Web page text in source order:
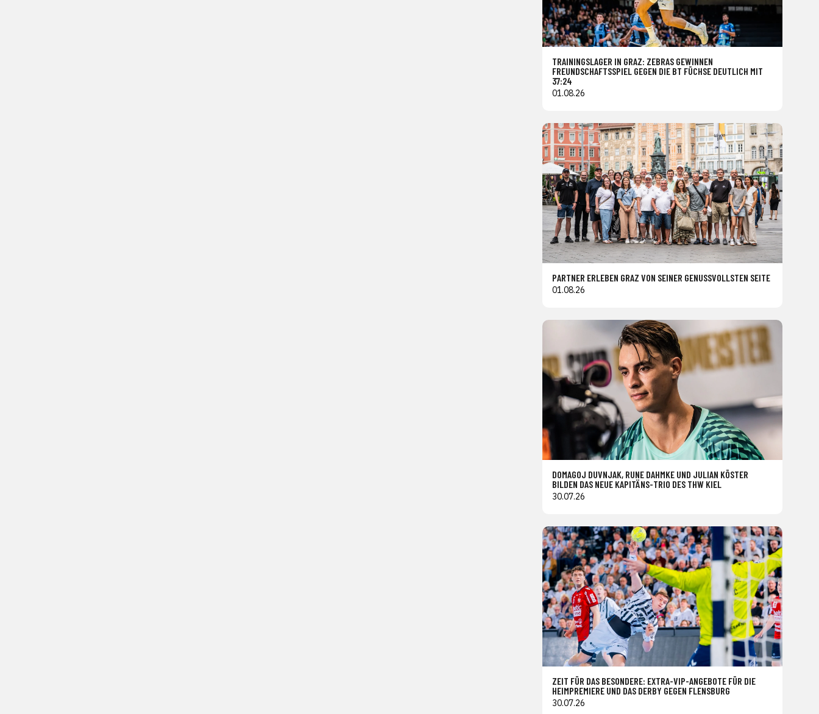
TRAININGSLAGER IN GRAZ: ZEBRAS GEWINNEN
FREUNDSCHAFTSSPIEL GEGEN DIE BT FÜCHSE DEUTLICH MIT
37:24
01.08.26
PARTNER ERLEBEN GRAZ VON SEINER GENUSSVOLLSTEN SEITE
01.08.26
DOMAGOJ DUVNJAK, RUNE DAHMKE UND JULIAN KÖSTER
BILDEN DAS NEUE KAPITÄNS-TRIO DES THW KIEL
30.07.26
ZEIT FÜR DAS BESONDERE: EXTRA-VIP-ANGEBOTE FÜR DIE
HEIMPREMIERE UND DAS DERBY GEGEN FLENSBURG
30.07.26